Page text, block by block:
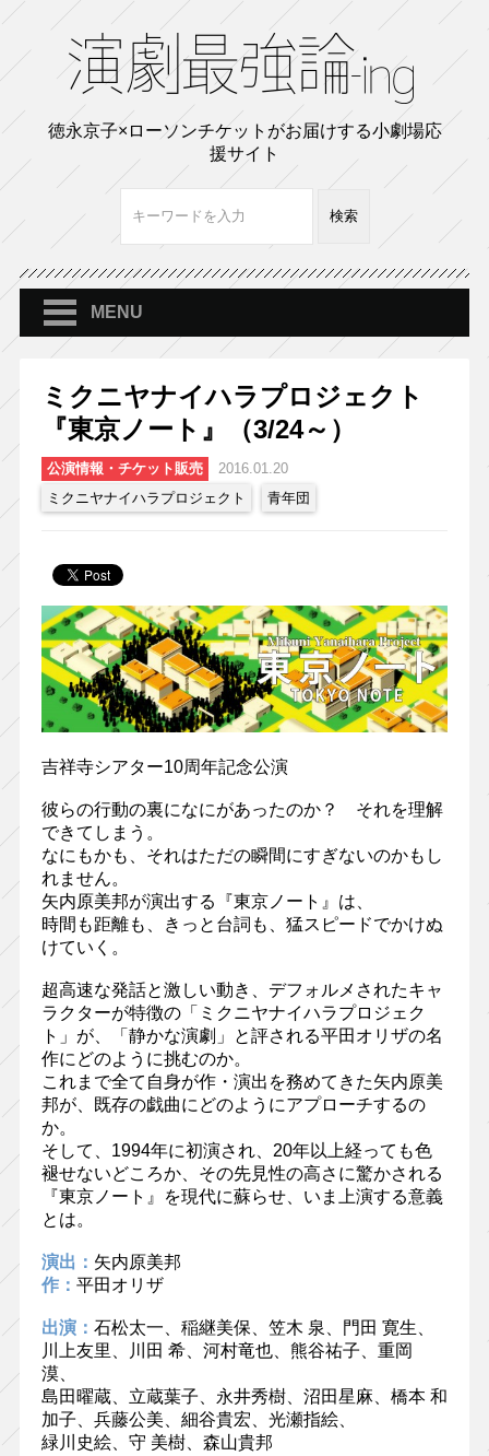
徳永京子×ローソンチケットがお届けする小劇場応
援サイト
MENU
ミクニヤナイハラプロジェクト
『東京ノート』（3/24～）
公演情報・チケット販売
2016.01.20
ミクニヤナイハラプロジェクト
青年団
吉祥寺シアター10周年記念公演
彼らの行動の裏になにがあったのか？ それを理解
できてしまう。
なにもかも、それはただの瞬間にすぎないのかもし
れません。
矢内原美邦が演出する『東京ノート』は、
時間も距離も、きっと台詞も、猛スピードでかけぬ
けていく。
超高速な発話と激しい動き、デフォルメされたキャ
ラクターが特徴の「ミクニヤナイハラプロジェク
ト」が、「静かな演劇」と評される平田オリザの名
作にどのように挑むのか。
これまで全て自身が作・演出を務めてきた矢内原美
邦が、既存の戯曲にどのようにアプローチするの
か。
そして、1994年に初演され、20年以上経っても色
褪せないどころか、その先見性の高さに驚かされる
『東京ノート』を現代に蘇らせ、いま上演する意義
とは。
演出： 矢内原美邦
作： 平田オリザ
出演： 石松太一、稲継美保、笠木 泉、門田 寛生、
川上友里、川田 希、河村竜也、熊谷祐子、重岡
漠、
島田曜蔵、立蔵葉子、永井秀樹、沼田星麻、橋本 和
加子、兵藤公美、細谷貴宏、光瀬指絵、
緑川史絵、守 美樹、森山貴邦